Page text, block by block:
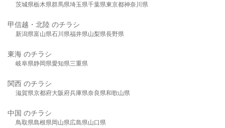
茨城県栃木県群馬県埼玉県千葉県東京都神奈川県
甲信越・北陸 のチラシ
新潟県富山県石川県福井県山梨県長野県
東海 のチラシ
岐阜県静岡県愛知県三重県
関西 のチラシ
滋賀県京都府大阪府兵庫県奈良県和歌山県
中国 のチラシ
鳥取県島根県岡山県広島県山口県